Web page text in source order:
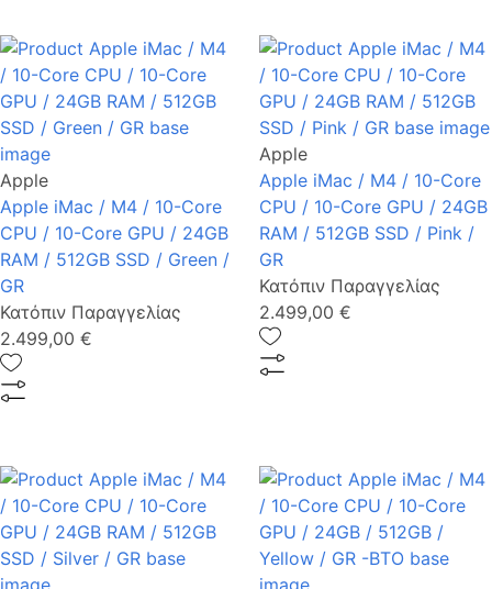
Apple
Apple iMac / M4 / 10-Core
CPU / 10-Core GPU / 24GB
RAM / 512GB SSD / Green /
GR
Κατόπιν Παραγγελίας
2.499,00 €
Apple
Apple iMac / M4 / 10-Core
CPU / 10-Core GPU / 24GB
RAM / 512GB SSD / Pink /
GR
Κατόπιν Παραγγελίας
2.499,00 €